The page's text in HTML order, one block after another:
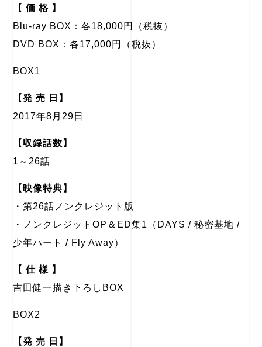
【 価 格 】
Blu-ray BOX：各18,000円（税抜）
DVD BOX：各17,000円（税抜）
BOX1
【発 売 日】
2017年8月29日
【収録話数】
1～26話
【映像特典】
・第26話ノンクレジット版
・ノンクレジットOP＆ED集1（DAYS / 秘密基地 /
少年ハート / Fly Away）
【 仕 様 】
吉田健一描き下ろしBOX
BOX2
【発 売 日】